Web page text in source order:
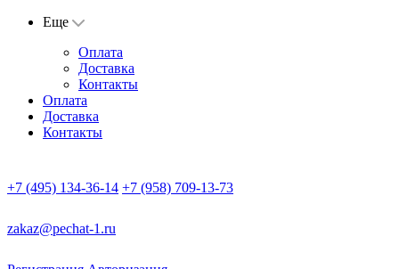
Еще
Оплата
Доставка
Контакты
Оплата
Доставка
Контакты
+7 (495) 134-36-14 +7 (958) 709-13-73
zakaz@pechat-1.ru